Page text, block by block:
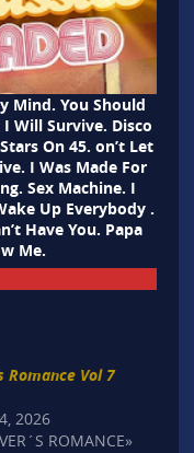
Mind. You Should
Will Survive. Disco
On 45. on’t Let
I Was Made For
Sex Machine. I
Up Everybody .
Have You. Papa
Me.
Romance Vol 7
2026
ROMANCE»